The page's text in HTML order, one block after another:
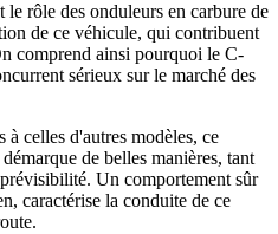
rôle des onduleurs en carbure de
de ce véhicule, qui contribuent
comprend ainsi pourquoi le C-
sérieux sur le marché des
à celles d'autres modèles, ce
démarque de belles manières, tant
Un comportement sûr
caractérise la conduite de ce